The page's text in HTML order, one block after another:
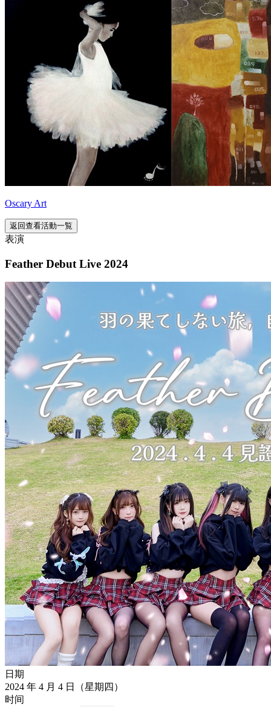
Oscary Art
返回查看活動一覧
表演
Feather Debut Live 2024
日期
2024 年 4 月 4 日（星期四）
时间